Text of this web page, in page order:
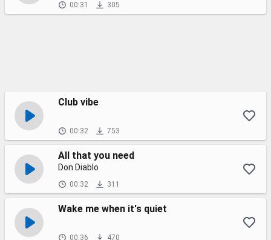
00:31 305
Club vibe
00:32 753
All that you need
Don Diablo
00:32 311
Wake me when it's quiet
00:36 470